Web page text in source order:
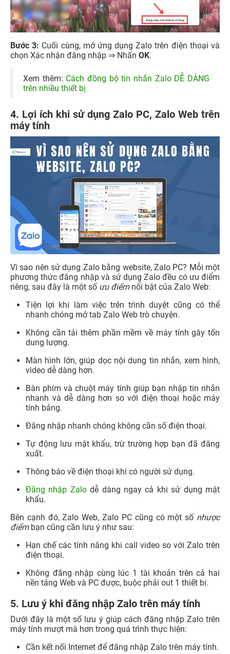
Bước 3: Cuối cùng, mở ứng dụng Zalo trên điện thoại và
chọn Xác nhận đăng nhập ⇒ Nhấn OK.
Xem thêm: Cách đồng bộ tin nhắn Zalo DỄ DÀNG
trên nhiều thiết bị
4. Lợi ích khi sử dụng Zalo PC, Zalo Web trên
máy tính
Vì sao nên sử dụng Zalo bằng website, Zalo PC? Mỗi một
phương thức đăng nhập và sử dụng Zalo đều có ưu điểm
riêng, sau đây là một số ưu điểmnổi bật của Zalo Web:
Tiện lợi khi làm việc trên trình duyệt cũng có thể
nhanh chóng mở tab Zalo Web trò chuyện.
Không cần tải thêm phần mềm về máy tính gây tốn
dung lượng.
Màn hình lớn, giúp dọc nội dung tin nhắn, xem hình,
video dễ dàng hơn.
Bàn phím và chuột máy tính giúp bạn nhập tin nhắn
nhanh và dễ dàng hơn so với điện thoại hoặc máy
tính bảng.
Đăng nhập nhanh chóng không cần số điện thoại.
Tự động lưu mật khẩu, trừ trường hợp bạn đã đăng
xuất.
Thông báo về điện thoại khi có người sử dụng.
Đăng nhập Zalodễ dàng ngay cả khi sử dụng mật
khẩu.
Bên cạnh đó, Zalo Web, Zalo PC cũng có một số nhược
điểmbạn cũng cần lưu ý như sau:
Hạn chế các tính năng khi call video so với Zalo trên
điện thoại.
Không đăng nhập cùng lúc 1 tài khoản trên cả hai
nền tảng Web và PC được, buộc phải out 1 thiết bị.
5. Lưu ý khi đăng nhập Zalo trên máy tính
Dưới đây là một số lưu ý giúp cách đăng nhập Zalo trên
máy tính mượt mà hơn trong quá trình thực hiện:
Cần kết nối Internet để đăng nhập Zalo trên máy tính.